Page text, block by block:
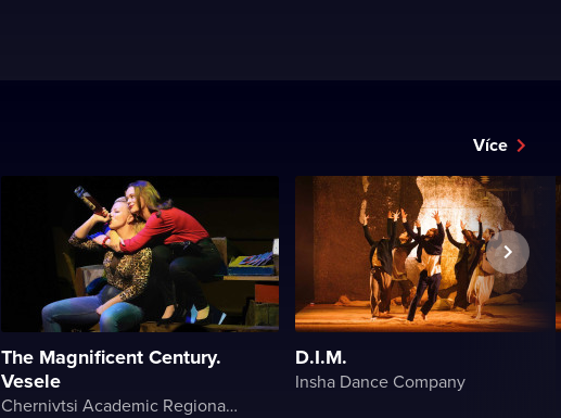
Více
The Magnificent Century.
Vesele
Chernivtsi Academic Regional Ukrainian Music and Drama Theater named after Olga Kobylyanska
D.I.M.
Insha Dance Company